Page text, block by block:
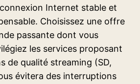
Internet stable et
Choisissez une offre
passante dont vous
les services proposant
de qualité streaming (SD,
évitera des interruptions